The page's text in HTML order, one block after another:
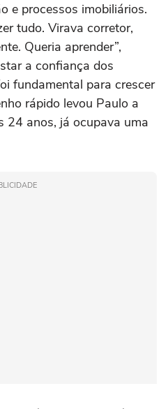
e processos imobiliários.
tudo. Virava corretor,
Queria aprender”,
a confiança dos
fundamental para crescer
rápido levou Paulo a
24 anos, já ocupava uma